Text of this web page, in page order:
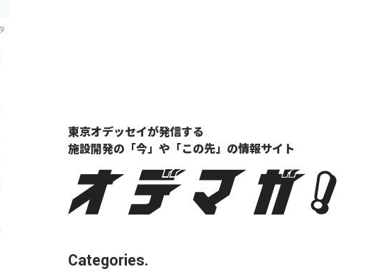
東京オデッセイが発信する
施設開発の「今」や「この先」の情報サイト
Categories.